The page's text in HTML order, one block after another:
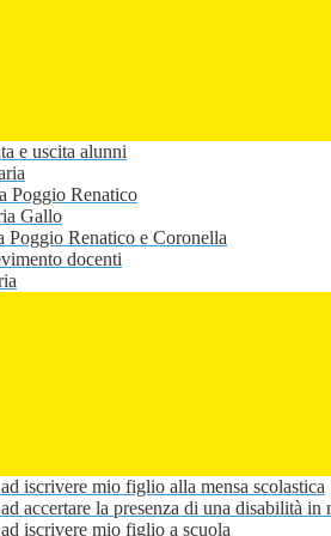
e uscita alunni
Poggio Renatico
Gallo
Poggio Renatico e Coronella
docenti
iscrivere mio figlio alla mensa scolastica
accertare la presenza di una disabilità
iscrivere mio figlio a scuola